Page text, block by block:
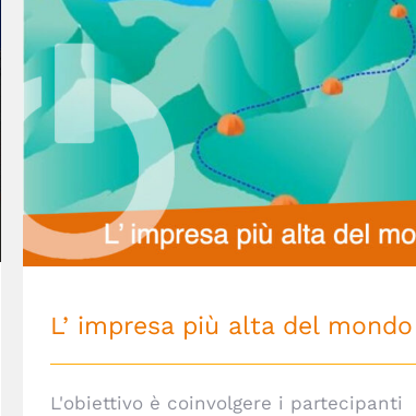
L’ impresa più alta del mondo
L’ impresa più alta del mondo
L'obiettivo è coinvolgere i partecipanti